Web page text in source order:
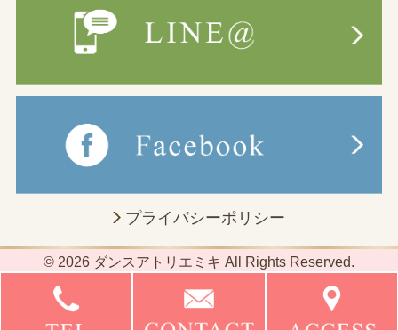
プライバシーポリシー
© 2026 ダンスアトリエミキ All Rights Reserved.